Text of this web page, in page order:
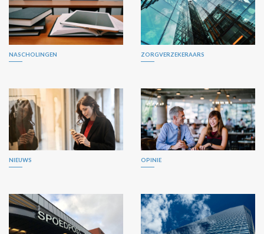
NASCHOLINGEN ZORGVERZEKERAARS
NIEUWS OPINIE